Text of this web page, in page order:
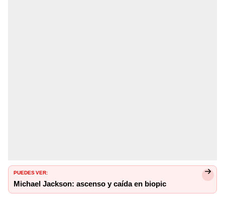
PUEDES VER:
Michael Jackson: ascenso y caída en biopic